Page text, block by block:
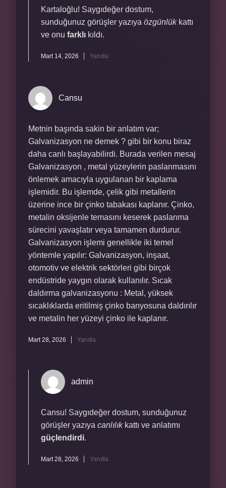
Kartaloğlu! Saygıdeğer dostum,
sunduğunuz görüşler yazıya özgünlükkattı
ve onu farklı kıldı.
Mart 14, 2026 Yanıtla
Cansu
Metnin başında sakin bir anlatım var;
Galvanizasyon ne demek ? gibi bir konu biraz
daha canlı başlayabilirdi. Burada verilen mesaj
Galvanizasyon , metal yüzeylerin paslanmasını
önlemek amacıyla uygulanan bir kaplama
işlemidir. Bu işlemde, çelik gibi metallerin
üzerine ince bir çinko tabakası kaplanır. Çinko,
metalin oksijenle temasını keserek paslanma
sürecini yavaşlatır veya tamamen durdurur.
Galvanizasyon işlemi genellikle iki temel
yöntemle yapılır: Galvanizasyon, inşaat,
otomotiv ve elektrik sektörleri gibi birçok
endüstride yaygın olarak kullanılır. Sıcak
daldırma galvanizasyonu : Metal, yüksek
sıcaklıklarda eritilmiş çinko banyosuna daldırılır
ve metalin her yüzeyi çinko ile kaplanır.
Mart 28, 2026 Yanıtla
admin
Cansu! Saygıdeğer dostum, sunduğunuz
görüşler yazıya canlılıkkattı ve anlatımı
güçlendirdi.
Mart 28, 2026 Yanıtla